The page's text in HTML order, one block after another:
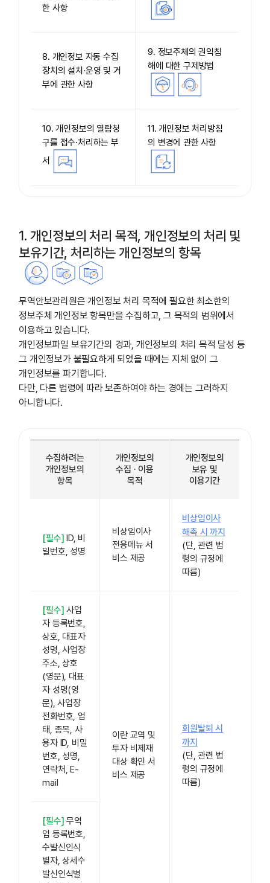
한 사항
8. 개인정보 자동 수집
장치의 설치·운영 및 거
부에 관한 사항
9. 정보주체의 권익침
해에 대한 구제방법
10. 개인정보의 열람청
구를 접수·처리하는 부
서
11. 개인정보 처리방침
의 변경에 관한 사항
1. 개인정보의 처리 목적, 개인정보의 처리 및
보유기간, 처리하는 개인정보의 항목
무역안보관리원은 개인정보 처리 목적에 필요한 최소한의
정보주체 개인정보 항목만을 수집하고, 그 목적의 범위에서
이용하고 있습니다.
개인정보파일 보유기간의 경과, 개인정보의 처리 목적 달성 등
그 개인정보가 불필요하게 되었을 때에는 지체 없이 그
개인정보를 파기합니다.
다만, 다른 법령에 따라 보존하여야 하는 경에는 그러하지
아니합니다.
수집하려는
개인정보의
항목
개인정보의
수집 · 이용
목적
개인정보의
보유 및
이용기간
[필수]
ID, 비
밀번호, 성명
비상임이사
전용메뉴 서
비스 제공
비상임이사
해촉 시 까지
(단, 관련 법
령의 규정에
따름)
[필수] 사업
자 등록번호,
상호, 대표자
성명, 사업장
주소, 상호
(영문), 대표
자 성명(영
문), 사업장
전화번호, 업
태, 종목, 사
용자 ID, 비밀
번호, 성명,
연락처, E-
mail
이란 교역 및
투자 비제재
대상 확인 서
비스 제공
회원탈퇴 시
까지
(단, 관련 법
령의 규정에
따름)
[필수] 무역
업 등록번호,
수발신인식
별자, 상세수
발신인식별